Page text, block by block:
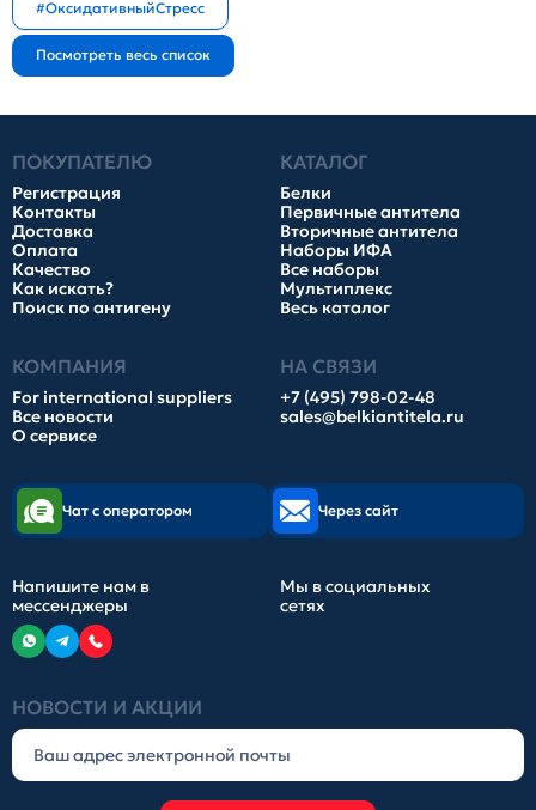
#ОксидативныйСтресс
ПОКУПАТЕЛЮ
Регистрация
Контакты
Доставка
Оплата
Качество
Как искать?
Поиск по антигену
КАТАЛОГ
Белки
Первичные антитела
Вторичные антитела
Наборы ИФА
Все наборы
Мультиплекс
Весь каталог
КОМПАНИЯ
For international suppliers
Все новости
О сервисе
НА СВЯЗИ
+7 (495) 798-02-48
sales@belkiantitela.ru
НОВОСТИ И АКЦИИ
Чат с оператором Через сайт
Напишите нам в
мессенджеры
Мы в социальных
сетях